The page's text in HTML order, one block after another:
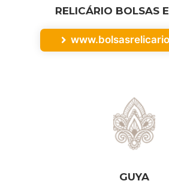
RELICÁRIO BOLSAS
GUYA